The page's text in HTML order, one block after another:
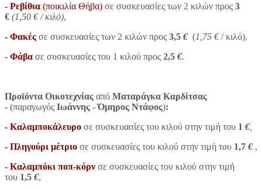
- Ρεβίθια (ποικιλία Θήβα) σε συσκευασίες των 2 κιλών προς 3
€ (1,50 €/ κιλό),
- Φακές σε συσκευασίες των 2 κιλών προς 3,5 € (1,75 €/ κιλό),
- Φάβα σε συσκευασίες του 1 κιλού προς 2,5 €.
Προϊόντα Οικοτεχνίας από Ματαράγκα Καρδίτσας
- (παραγωγός Ιωάννης - Όμηρος Ντάφος):
- Καλαμποκάλευρο σε συσκευασίες του κιλού στην τιμή του 1 €,
- Πληγούρι μέτριο σε συσκευασίες του κιλού στην τιμή του 1,7 € ,
- Καλαμπόκι ποπ-κόρν σε συσκευασίες του κιλού στην τιμή
του 1,5 €,